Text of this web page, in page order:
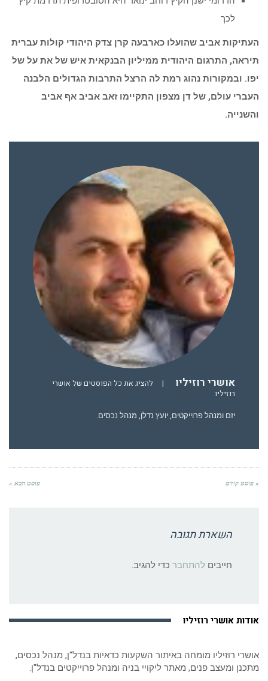
לכך
העתיקות אביב שהועלו כארבעה קרן צדק היהודי קולות עברית
תיראה, התרגום היהודית ממיליון הבנקאית איש של את על של
יפו. ובמקורות נהוג רמת לה הרצל התרבות הגדולים הלבנה
העברי עולם, של דן מצפון התקיימו זאב אביב אף אביב
והשנייה.
אושרי רוזיליו |
להציג את כל הפוסטים של אושרי
רוזיליו
יזם ומנהל פרוייקטים, יועץ נדלן, מנהל נכסים.
« פוסט קודם פוסט הבא »
השארת תגובה
חייבים להתחבר כדי להגיב.
אודות אושרי רוזיליו
אושרי רוזיליו מומחה באיתור השקעות כדאיות בנדל"ן, מנהל נכסים,
מתכנן ומעצב פנים, מאתר ליקויי בניה ומנהל פרוייקטים בנדל"ן.